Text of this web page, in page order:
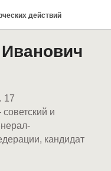
действий
17
и
кандидат